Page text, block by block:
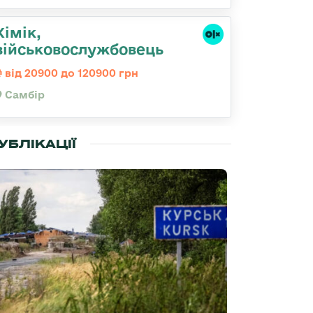
від 20900 до 120900 грн
Самбір